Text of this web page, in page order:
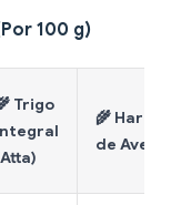
100 g)
Trigo
🌾 Harina
de Avena